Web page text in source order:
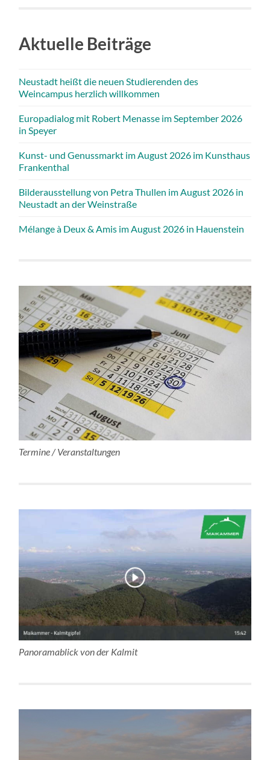
Aktuelle Beiträge
Neustadt heißt die neuen Studierenden des
Weincampus herzlich willkommen
Europadialog mit Robert Menasse im September 2026
in Speyer
Kunst- und Genussmarkt im August 2026 im Kunsthaus
Frankenthal
Bilderausstellung von Petra Thullen im August 2026 in
Neustadt an der Weinstraße
Mélange à Deux & Amis im August 2026 in Hauenstein
Termine / Veranstaltungen
Panoramablick von der Kalmit